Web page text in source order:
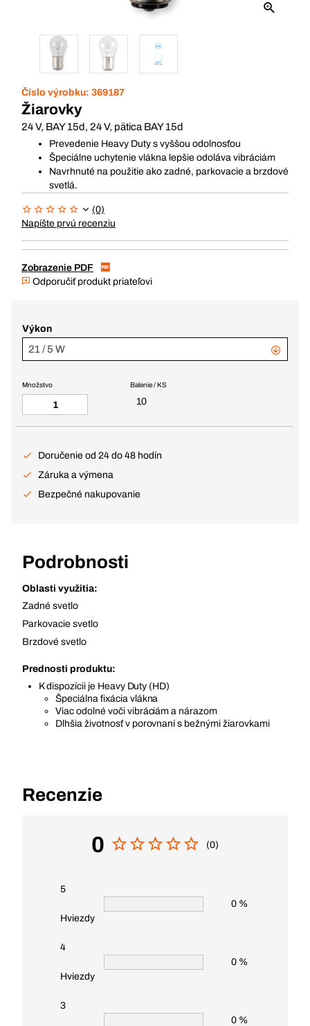
Číslo výrobku: 369187
Žiarovky
24 V, BAY 15d, 24 V, pätica BAY 15d
Prevedenie Heavy Duty s vyššou odolnosťou
Špeciálne uchytenie vlákna lepšie odoláva vibráciám
Navrhnuté na použitie ako zadné, parkovacie a brzdové
svetlá.
(0)
Napíšte prvú recenziu
Zobrazenie PDF
Odporučiť produkt priateľovi
Výkon
21 / 5 W
Balenie / KS
10
Množstvo
Doručenie od 24 do 48 hodín
Záruka a výmena
Bezpečné nakupovanie
Podrobnosti
Oblasti využitia:
Zadné svetlo
Parkovacie svetlo
Brzdové svetlo
Prednosti produktu:
K dispozícii je Heavy Duty (HD)
Špeciálna fixácia vlákna
Viac odolné voči vibráciám a nárazom
Dlhšia životnosť v porovnaní s bežnými žiarovkami
Recenzie
0 (0)
5
Hviezdy
0 %
4
Hviezdy
0 %
3
0 %